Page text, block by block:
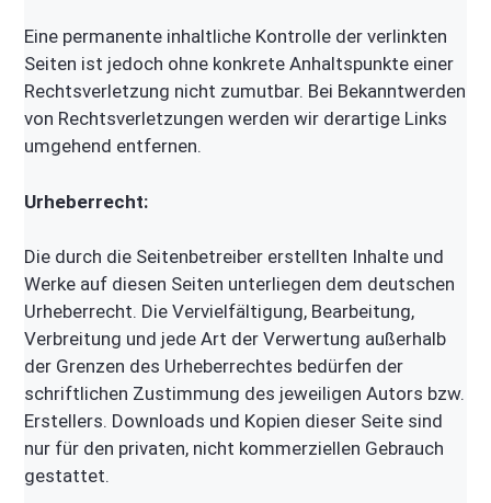
Eine permanente inhaltliche Kontrolle der verlinkten
Seiten ist jedoch ohne konkrete Anhaltspunkte einer
Rechtsverletzung nicht zumutbar. Bei Bekanntwerden
von Rechtsverletzungen werden wir derartige Links
umgehend entfernen.
Urheberrecht:
Die durch die Seitenbetreiber erstellten Inhalte und
Werke auf diesen Seiten unterliegen dem deutschen
Urheberrecht. Die Vervielfältigung, Bearbeitung,
Verbreitung und jede Art der Verwertung außerhalb
der Grenzen des Urheberrechtes bedürfen der
schriftlichen Zustimmung des jeweiligen Autors bzw.
Erstellers. Downloads und Kopien dieser Seite sind
nur für den privaten, nicht kommerziellen Gebrauch
gestattet.